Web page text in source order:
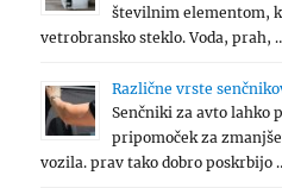
številnim elementom,
vetrobransko steklo. Voda, prah,
Različne vrste
Senčniki za avto lahko
pripomoček za
vozila. prav tako dobro poskrbijo